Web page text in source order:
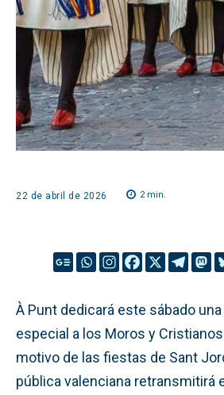
22 de abril de 2026 2min.
À Punt dedicará este sábado
especial a los Moros y
motivo de las fiestas de Sant
pública valenciana retransmitirá